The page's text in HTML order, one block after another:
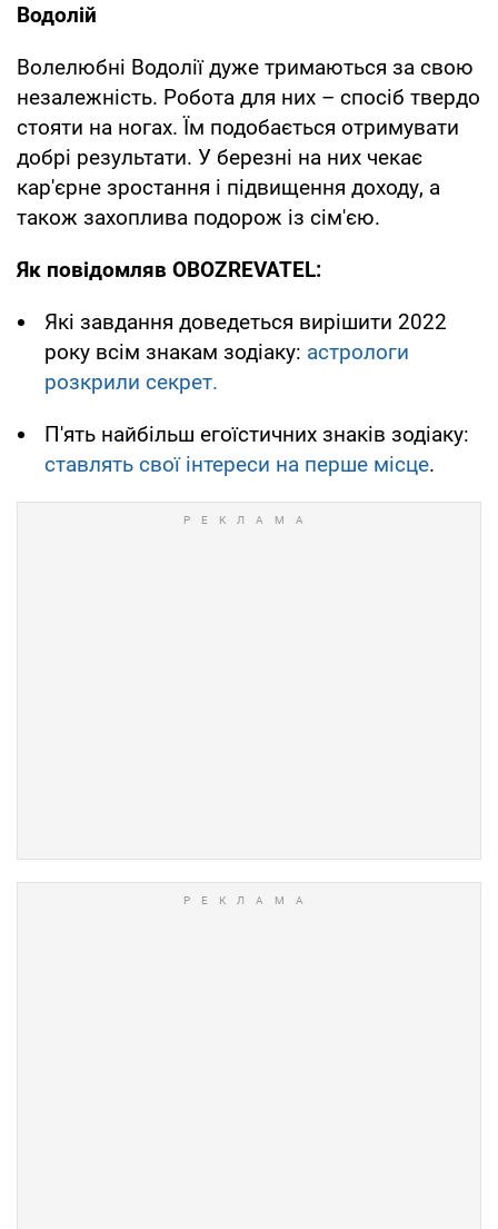
Водолій
Волелюбні Водолії дуже тримаються за свою
незалежність. Робота для них – спосіб твердо
стояти на ногах. Їм подобається отримувати
добрі результати. У березні на них чекає
кар'єрне зростання і підвищення доходу, а
також захоплива подорож із сім'єю.
Як повідомляв OBOZREVATEL:
Які завдання доведеться вирішити 2022
року всім знакам зодіаку: астрологи
розкрили секрет.
П'ять найбільш егоїстичних знаків зодіаку:
ставлять свої інтереси на перше місце.